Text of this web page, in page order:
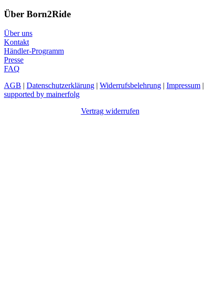
Über Born2Ride
Über uns
Kontakt
Händler-Programm
Presse
FAQ
AGB | Datenschutzerklärung | Widerrufsbelehrung | Impressum |
supported by mainerfolg
Vertrag widerrufen